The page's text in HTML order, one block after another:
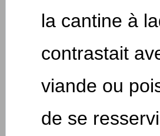
la cantine à
contrastait
viande ou
de se